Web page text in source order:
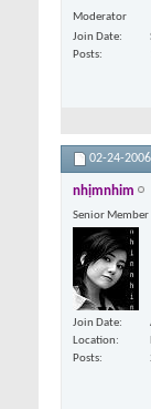
Moderator
Join Date
Posts
02-24-
nhịmnhim
Senior Member
Join Date
Location
Posts